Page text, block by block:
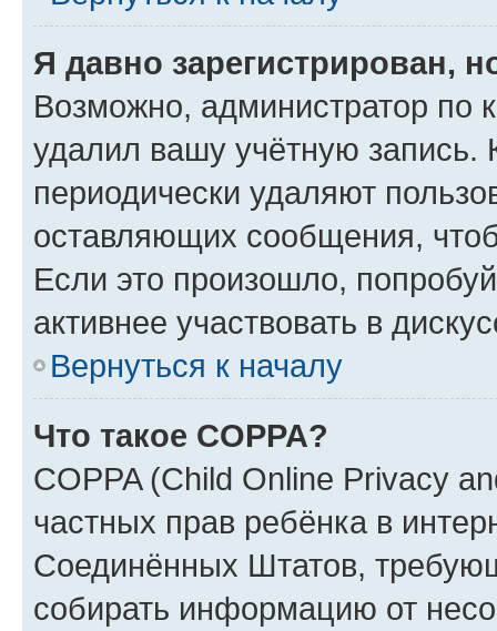
Я давно зарегистрирован,
Возможно, администратор по
удалил вашу учётную запись.
периодически удаляют
оставляющих сообщения,
Если это произошло,
активнее участвовать в
Вернуться к началу
Что такое COPPA?
COPPA (Child Online Privacy
частных прав ребёнка в
Соединённых Штатов,
собирать информацию от